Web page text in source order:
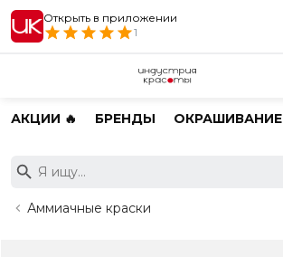
Открыть в приложении
1
АКЦИИ 🔥 БРЕНДЫ ОКРАШИВАНИЕ
Аммиачные краски